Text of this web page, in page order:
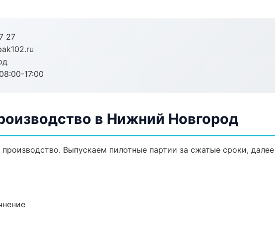
27
17:00
в Нижний Новгород
Выпускаем пилотные партии за сжатые сроки,